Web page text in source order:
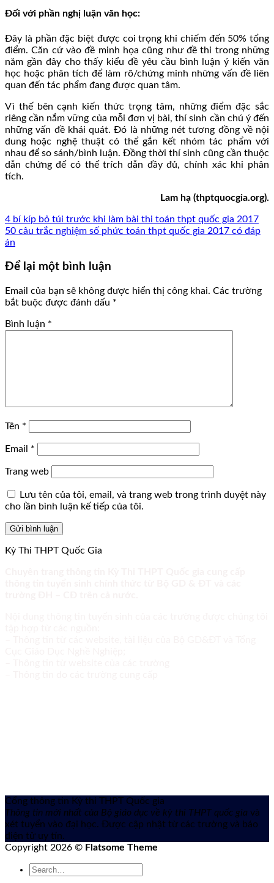
Đối với phần nghị luận văn học:
Đây là phần đặc biệt được coi trọng khi chiếm đến 50% tổng
điểm. Căn cứ vào đề minh họa cũng như đề thi trong những
năm gần đây cho thấy kiểu đề yêu cầu bình luận ý kiến văn
học hoặc phân tích để làm rõ/chứng minh những vấn đề liên
quan đến tác phẩm đang được quan tâm.
Vì thế bên cạnh kiến thức trọng tâm, những điểm đặc sắc
riêng cần nắm vững của mỗi đơn vị bài, thí sinh cần chú ý đến
những vấn đề khái quát. Đó là những nét tương đồng về nội
dung hoặc nghệ thuật có thể gắn kết nhóm tác phẩm với
nhau để so sánh/bình luận. Đồng thời thí sinh cũng cần thuộc
dẫn chứng để có thể trích dẫn đầy đủ, chính xác khi phân
tích.
Lam hạ (thptquocgia.org).
4 bí kíp bỏ túi trước khi làm bài thi toán thpt quốc gia 2017
50 câu trắc nghiệm số phức toán thpt quốc gia 2017 có đáp
án
Để lại một bình luận
Email của bạn sẽ không được hiển thị công khai. Các trường
bắt buộc được đánh dấu *
Bình luận *
Tên *
Email *
Trang web
Lưu tên của tôi, email, và trang web trong trình duyệt này
cho lần bình luận kế tiếp của tôi.
Kỳ Thi THPT Quốc Gia
Cổng thông tin Kỳ thi THPT Quốc gia
Thông tin mới nhất của Bộ giáo dục về kỳ thi THPT quốc gia và
xét tuyển vào đại học. Được cập nhật từ các trường và báo
điện tử uy tín.
Copyright 2026 © Flatsome Theme